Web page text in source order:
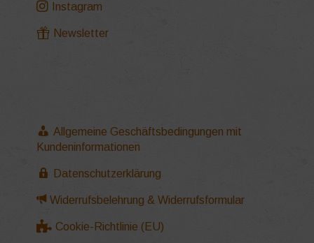
Instagram
Newsletter
Allgemeine Geschäftsbedingungen mit
Kundeninformationen
Datenschutzerklärung
Widerrufsbelehrung & Widerrufsformular
Cookie-Richtlinie (EU)